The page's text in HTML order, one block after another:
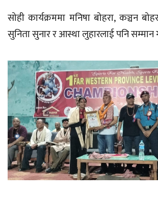
सोही कार्यक्रममा मनिषा बोहरा, कञ्चन
सुनिता सुनार र आस्था लुहारलाई पनि सम्मान